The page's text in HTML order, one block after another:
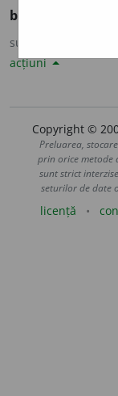
biv
sursa:
acțiuni
Copyright ©
Preluarea,
prin orice metode
sunt strict
seturilor de date
licență